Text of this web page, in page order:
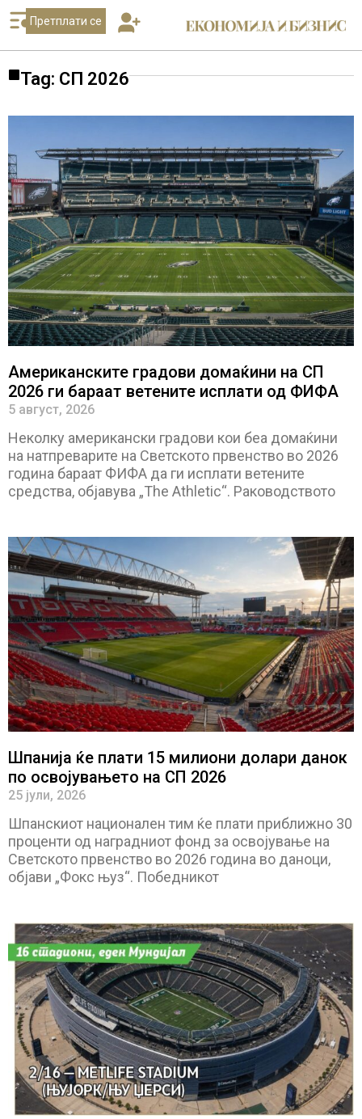
Претплати се
Tag: СП 2026
Американските градови домаќини на СП
2026 ги бараат ветените исплати од ФИФА
5 август, 2026
Неколку американски градови кои беа домаќини
на натпреварите на Светското првенство во 2026
година бараат ФИФА да ги исплати ветените
средства, објавува „The Athletic“. Раководството
Шпанија ќе плати 15 милиони долари данок
по освојувањето на СП 2026
25 јули, 2026
Шпанскиот национален тим ќе плати приближно 30
проценти од наградниот фонд за освојување на
Светското првенство во 2026 година во даноци,
објави „Фокс њуз“. Победникот